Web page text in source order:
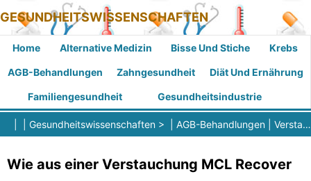
GESUNDHEITSWISSENSCHAFTEN
Home Alternative Medizin Bisse Und Stiche Krebs
AGB-Behandlungen Zahngesundheit Diät Und Ernährung
Familiengesundheit Gesundheitsindustrie
Gesundheitswissenschaften > | AGB-Behandlungen Verstauchung
Wie aus einer Verstauchung MCL Recover